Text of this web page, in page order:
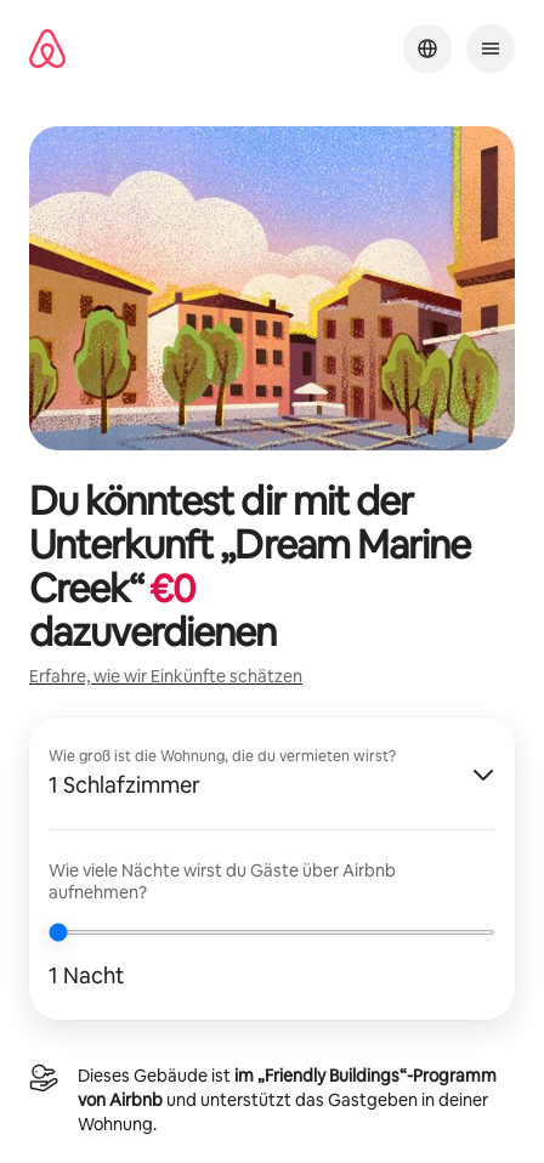
Inhalten
springen
Du könntest dir mit der
Unterkunft „Dream Marine
Creek“€0
dazuverdienen
Erfahre, wie wir Einkünfte schätzen
Wie groß ist die Wohnung, die du vermieten wirst?
1 Schlafzimmer
Wie viele Nächte wirst du Gäste über Airbnb
aufnehmen?
1 Nacht
Dieses Gebäude istim „Friendly Buildings“-Programm
von Airbnbund unterstützt das Gastgeben in deiner
Wohnung.